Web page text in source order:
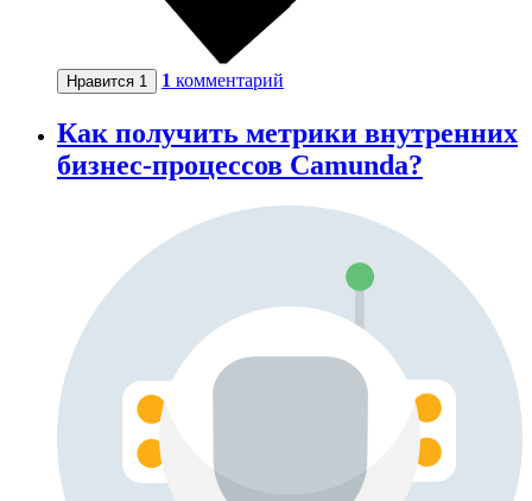
Нравится 1 1 комментарий
Как получить метрики внутренних
бизнес-процессов Camunda?